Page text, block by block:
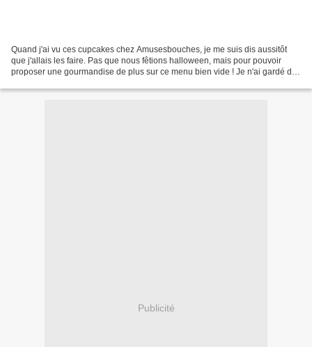
Quand j'ai vu ces cupcakes chez Amusesbouches, je me suis dis aussitôt
que j'allais les faire. Pas que nous fêtions halloween, mais pour pouvoir
proposer une gourmandise de plus sur ce menu bien vide ! Je n'ai gardé de
Publicité